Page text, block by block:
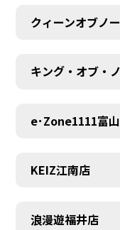
クィーンオブノ
キング・オブ・
e･Zone1111富山
KEIZ江南店
浪漫遊福井店